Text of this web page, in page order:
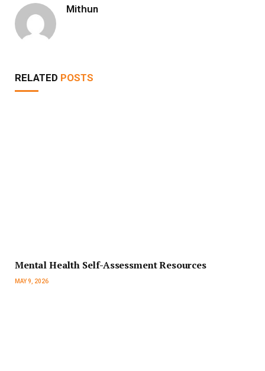
Mithun
RELATED POSTS
Mental Health Self-Assessment Resources
MAY 9, 2026